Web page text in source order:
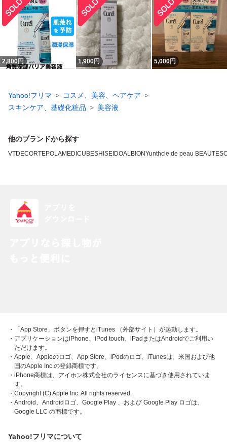
2,800円 1,900円 5,000円
Yahoo!フリマ
コスメ、美容、ヘアケア
スキンケア、基礎化粧品
美容液
他のブランドから探す
VTDECORTEPOLAMEDICUBESHISEIDOALBIONYunthcle de peau BEAUTE
・「App Store」ボタンを押すとiTunes （外部サイト）が起動します。
・アプリケーションはiPhone、iPod touch、iPadまたはAndroidでご利用い
ただけます。
・Apple、Appleのロゴ、App Store、iPodのロゴ、iTunesは、米国および他
国のApple Inc.の登録商標です。
・iPhone商標は、アイホン株式会社のライセンスに基づき使用されていま
す。
・Copyright (C) Apple Inc. All rights reserved.
・Android、Androidロゴ、Google Play 、および Google Play ロゴは、
Google LLC の商標です。
Yahoo!フリマについて